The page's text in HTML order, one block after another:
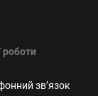
роботи
зв’язок